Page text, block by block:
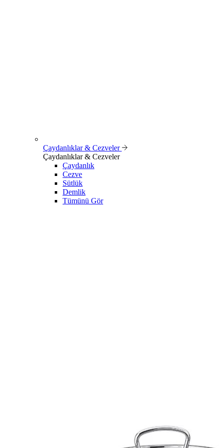
Çaydanlıklar & Cezveler
Çaydanlıklar & Cezveler
Çaydanlık
Cezve
Sütlük
Demlik
Tümünü Gör